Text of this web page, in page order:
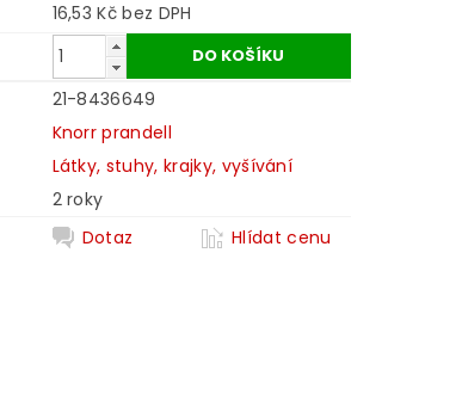
16,53 Kč bez DPH
21-8436649
Knorr prandell
Látky, stuhy, krajky, vyšívání
2 roky
Dotaz Hlídat cenu